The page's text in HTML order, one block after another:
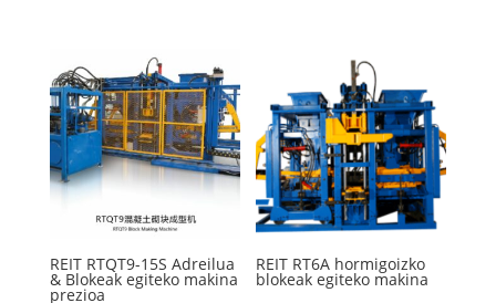
REIT RTQT9-15S Adreilua
& Blokeak egiteko makina
prezioa
REIT RT6A hormigoizko
blokeak egiteko makina